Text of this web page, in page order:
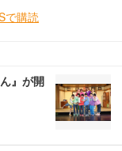
で購読
』が開